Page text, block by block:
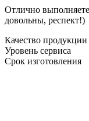
Отлично
довольны, респект!)
Качество продукции
Уровень сервиса
Срок изготовления